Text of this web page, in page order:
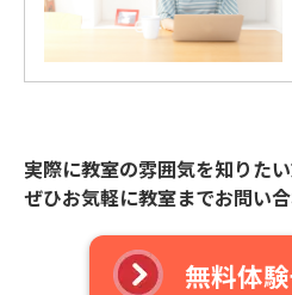
実際に教室の雰囲気を知りた
ぜひお気軽に教室までお問い合
無料体